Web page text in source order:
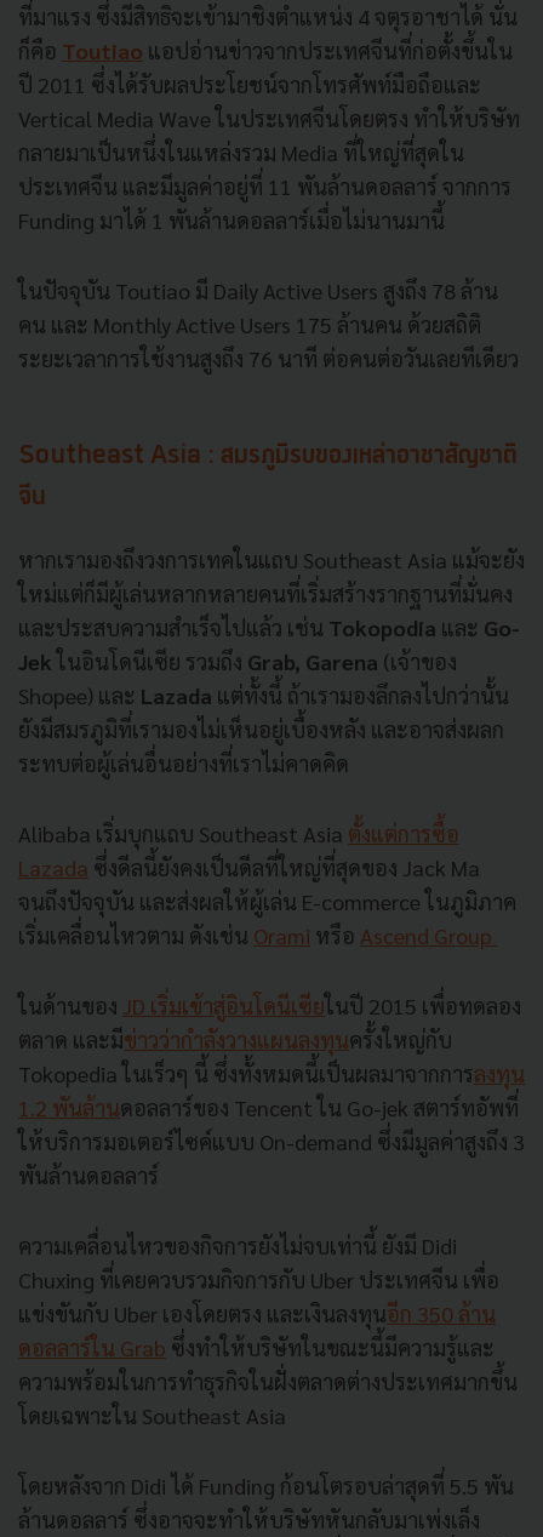
ที่มาแรง ซึ่งมีสิทธิจะเข้ามาชิงตำแหน่ง 4 จตุรอาชาได้ นั่น
ก็คือ Toutiao แอปอ่านข่าวจากประเทศจีนที่ก่อตั้งขึ้นใน
ปี 2011 ซึ่งได้รับผลประโยชน์จากโทรศัพท์มือถือและ
Vertical Media Wave ในประเทศจีนโดยตรง ทำให้บริษัท
กลายมาเป็นหนึ่งในแหล่งรวม Media ที่ใหญ่ที่สุดใน
ประเทศจีน และมีมูลค่าอยู่ที่ 11 พันล้านดอลลาร์ จากการ
Funding มาได้ 1 พันล้านดอลลาร์เมื่อไม่นานมานี้
ในปัจจุบัน Toutiao มี Daily Active Users สูงถึง 78 ล้าน
คน และ Monthly Active Users 175 ล้านคน ด้วยสถิติ
ระยะเวลาการใช้งานสูงถึง 76 นาที ต่อคนต่อวันเลยทีเดียว
Southeast Asia : สมรภูมิรบของเหล่าอาชาสัญชาติ
จีน
หากเรามองถึงวงการเทคในแถบ Southeast Asia แม้จะยัง
ใหม่แต่ก็มีผู้เล่นหลากหลายคนที่เริ่มสร้างรากฐานที่มั่นคง
และประสบความสำเร็จไปแล้ว เช่น Tokopodia และ Go-
Jekในอินโดนีเซีย รวมถึง Grab, Garena (เจ้าของ
Shopee) และ Lazada แต่ทั้งนี้ ถ้าเรามองลึกลงไปกว่านั้น
ยังมีสมรภูมิที่เรามองไม่เห็นอยู่เบื้องหลัง และอาจส่งผลก
ระทบต่อผู้เล่นอื่นอย่างที่เราไม่คาดคิด
Alibaba เริ่มบุกแถบ Southeast Asia ตั้งแต่การซื้อ
Lazada ซึ่งดีลนี้ยังคงเป็นดีลที่ใหญ่ที่สุดของ Jack Ma
จนถึงปัจจุบัน และส่งผลให้ผู้เล่น E-commerce ในภูมิภาค
เริ่มเคลื่อนไหวตาม ดังเช่น Orami หรือ Ascend Group
ในด้านของ JD เริ่มเข้าสู่อินโดนีเซียในปี 2015 เพื่อทดลอง
ตลาด และมีข่าวว่ากำลังวางแผนลงทุนครั้งใหญ่กับ
Tokopedia ในเร็วๆ นี้ ซึ่งทั้งหมดนี้เป็นผลมาจากการลงทุน
1.2 พันล้านดอลลาร์ของ Tencent ใน Go-jek สตาร์ทอัพที่
ให้บริการมอเตอร์ไซค์แบบ On-demand ซึ่งมีมูลค่าสูงถึง 3
พันล้านดอลลาร์
ความเคลื่อนไหวของกิจการยังไม่จบเท่านี้ ยังมี Didi
Chuxing ที่เคยควบรวมกิจการกับ Uber ประเทศจีน เพื่อ
แข่งขันกับ Uber เองโดยตรง และเงินลงทุนอีก 350 ล้าน
ดอลลาร์ใน Grab ซึ่งทำให้บริษัทในขณะนี้มีความรู้และ
ความพร้อมในการทำธุรกิจในฝั่งตลาดต่างประเทศมากขึ้น
โดยเฉพาะใน Southeast Asia
โดยหลังจาก Didi ได้ Funding ก้อนโตรอบล่าสุดที่ 5.5 พัน
ล้านดอลลาร์ ซึ่งอาจจะทำให้บริษัทหันกลับมาเพ่งเล็ง